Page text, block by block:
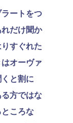
ートをつ
だけ聞か
すぐれた
オーヴァ
と割に
方ではな
ころな